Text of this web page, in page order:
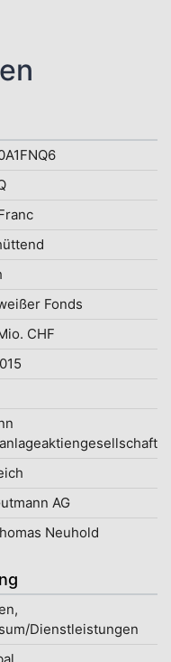
Fonds
CHF
AG
Neuhold
Dienstleistungen